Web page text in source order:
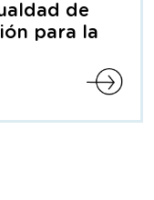
de
para la